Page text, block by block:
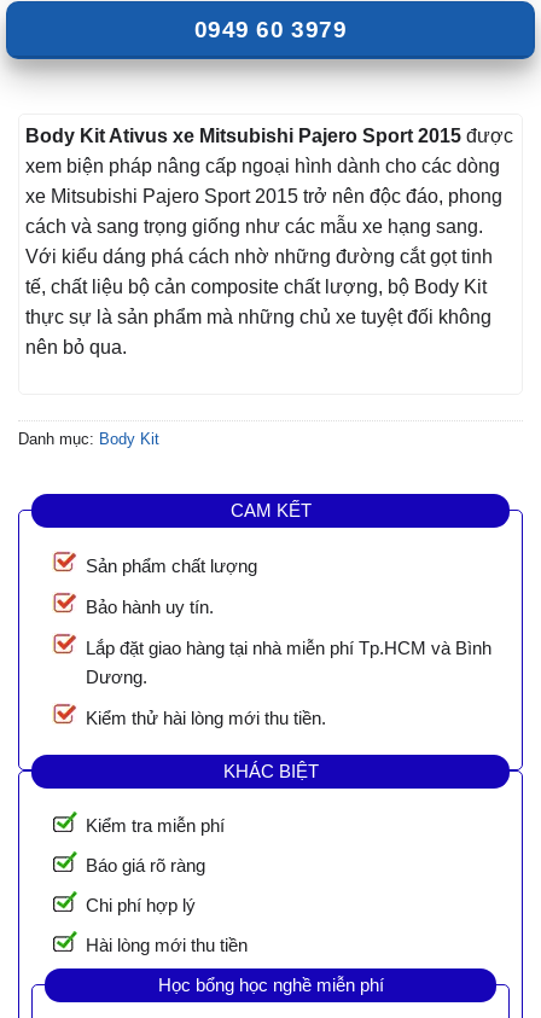
0949 60 3979
Body Kit Ativus xe Mitsubishi Pajero Sport 2015 được
xem biện pháp nâng cấp ngoại hình dành cho các dòng
xe Mitsubishi Pajero Sport 2015 trở nên độc đáo, phong
cách và sang trọng giống như các mẫu xe hạng sang.
Với kiểu dáng phá cách nhờ những đường cắt gọt tinh
tế, chất liệu bộ cản composite chất lượng, bộ Body Kit
thực sự là sản phẩm mà những chủ xe tuyệt đối không
nên bỏ qua.
Danh mục: Body Kit
CAM KẾT
Sản phẩm chất lượng
Bảo hành uy tín.
Lắp đặt giao hàng tại nhà miễn phí Tp.HCM và Bình
Dương.
Kiểm thử hài lòng mới thu tiền.
KHÁC BIỆT
Kiểm tra miễn phí
Báo giá rõ ràng
Chi phí hợp lý
Hài lòng mới thu tiền
Học bổng học nghề miễn phí